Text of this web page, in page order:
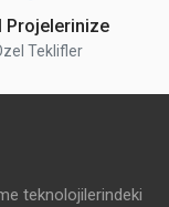
Projelerinize
Teklifler
teknolojilerindeki